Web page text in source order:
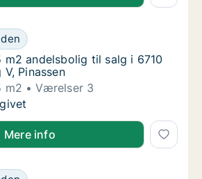
m2 andelsbolig til salg i 6710
til salg i 6710 Esbjerg V,
m2 andelsbolig til salg i 6710
m2 andelsbolig til salg i 6710
V, Pinassen
m2
Værelser 3
m2 andelsbolig til salg i 6710
Mere info
andelsbolig til salg i 6710
til salg i 6710 Esbjerg V,